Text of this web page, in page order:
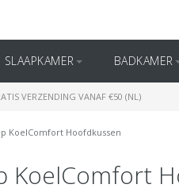
SLAAPKAMER BADKAMER
VERZENDING VANAF €50 (NL)
KoelComfort Hoofdkussen
KoelComfort